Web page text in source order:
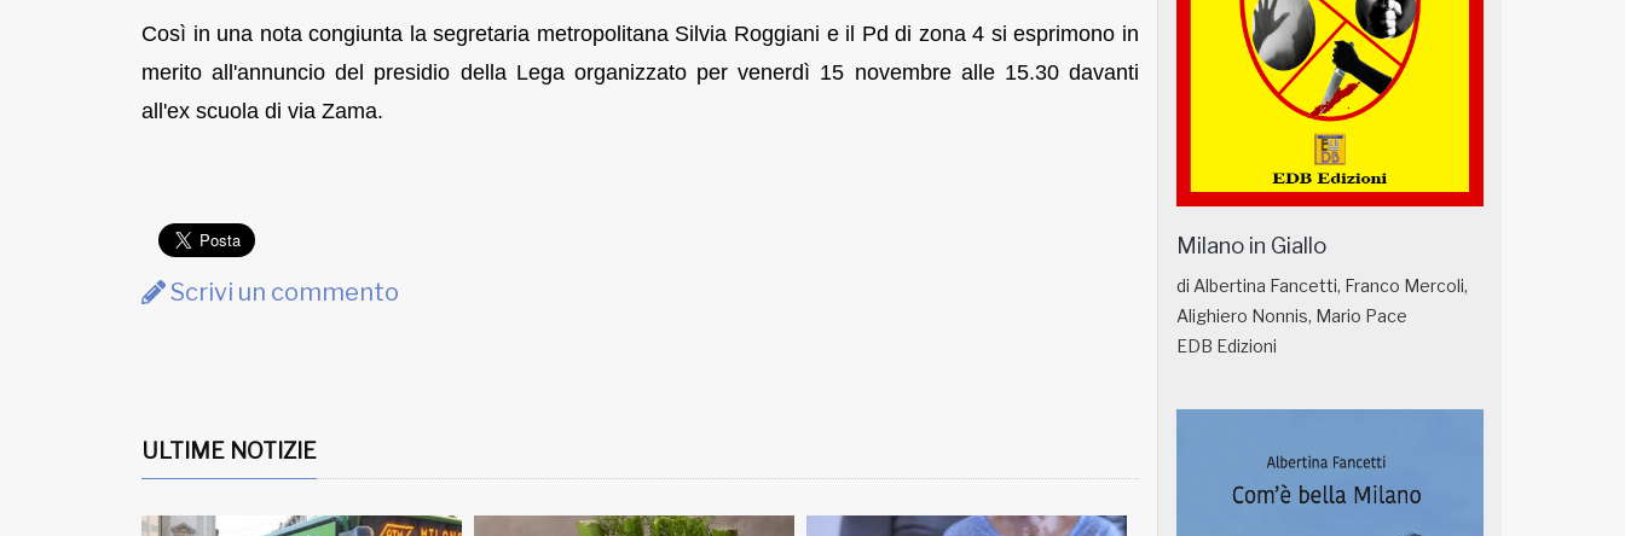
Così in una nota congiunta la segretaria metropolitana Silvia Roggiani e il Pd di zona 4 si esprimono in
merito all'annuncio del presidio della Lega organizzato per venerdì 15 novembre alle 15.30 davanti
all'ex scuola di via Zama.
Scrivi un commento
ULTIME NOTIZIE
Milano in Giallo
di Albertina Fancetti, Franco Mercoli,
Alighiero Nonnis, Mario Pace
EDB Edizioni